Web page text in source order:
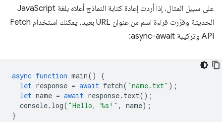
على سبيل المثال، إذا أردت إعادة كتابة النماذج أعلاه بلغة JavaScript
الحديثة وقرّرت قراءة اسم من عنوان URL بعيد، يمكنك استخدام Fetch
API وتركيبة async-await:
async function main()
{
let response = await fetch( "name.txt" );
let name = await response. text();
console. log( "Hello, %s!" , name);
}